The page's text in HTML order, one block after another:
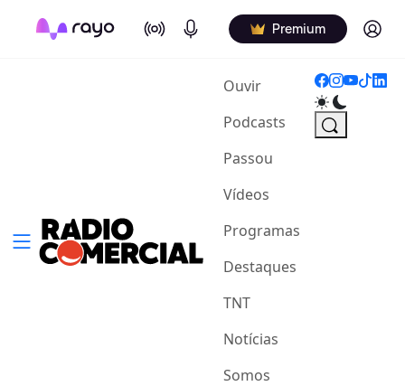
On Air Podcasts Premium Log in
Ouvir(current)
Podcasts
Passou
Vídeos
Programas
Destaques
TNT
Notícias
Somos